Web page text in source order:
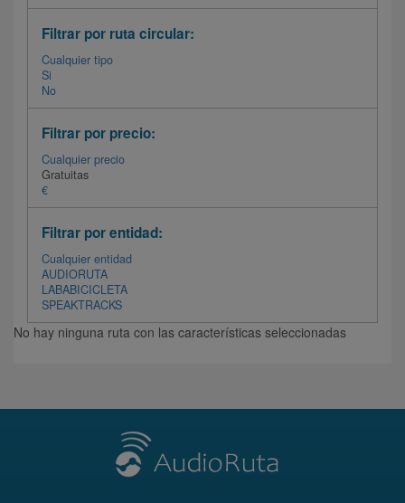
Filtrar por ruta circular:
Cualquier tipo
Si
No
Filtrar por precio:
Cualquier precio
Gratuitas
€
Filtrar por entidad:
Cualquier entidad
AUDIORUTA
LABABICICLETA
SPEAKTRACKS
No hay ninguna ruta con las características seleccionadas